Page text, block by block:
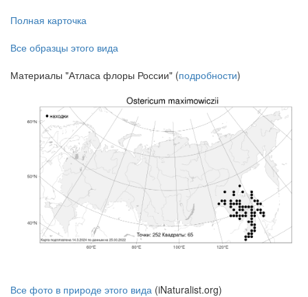
Полная карточка
Все образцы этого вида
Материалы "Атласа флоры России" (подробности)
Все фото в природе этого вида (iNaturalist.org)